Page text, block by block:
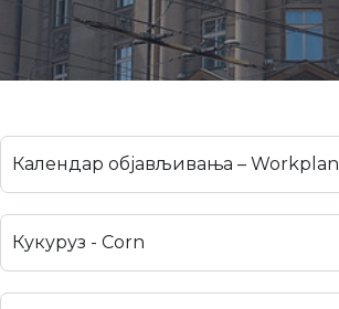
Календар објављивања – Workplan
Кукуруз - Corn